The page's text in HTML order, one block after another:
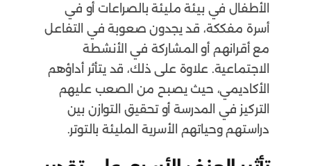
الأطفال في بيئة مليئة بالصراعات أو في
أسرة مفككة، قد يجدون صعوبة في التفاعل
مع أقرانهم أو المشاركة في الأنشطة
الاجتماعية. علاوة على ذلك، قد يتأثر أداؤهم
الأكاديمي، حيث يصبح من الصعب عليهم
التركيز في المدرسة أو تحقيق التوازن بين
دراستهم وحياتهم الأسرية المليئة بالتوتر.